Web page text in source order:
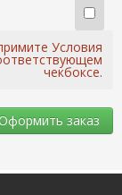
Условия
чекбоксе.
заказ